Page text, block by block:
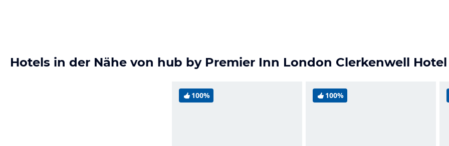
Hotels in der Nähe von hub by Premier Inn London Clerkenwell Hotel
100% 100%